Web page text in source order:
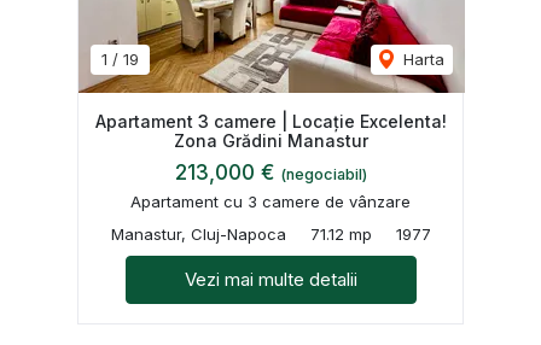
1 / 19 Harta
Apartament 3 camere | Locație Excelenta!
Zona Grădini Manastur
213,000 € (negociabil)
Apartament cu 3 camere de vânzare
Manastur, Cluj-Napoca
71.12 mp 1977
Vezi mai multe detalii